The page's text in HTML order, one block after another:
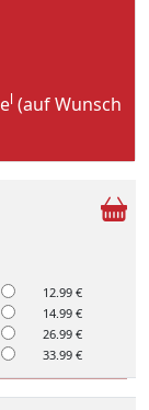
l (auf Wunsch
12.99 €
14.99 €
26.99 €
33.99 €